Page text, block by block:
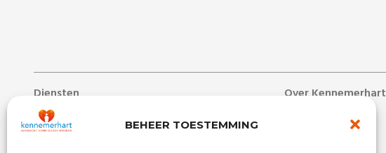
BEHEER TOESTEMMING
Diensten
Lang verblijf
Zorg aan huis
Over Kennemerhart